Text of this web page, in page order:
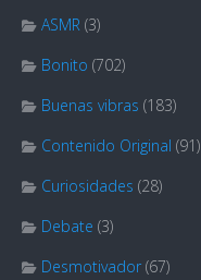
ASMR (3)
Bonito (702)
Buenas vibras (183)
Contenido Original (91)
Curiosidades (28)
Debate (3)
Desmotivador (67)